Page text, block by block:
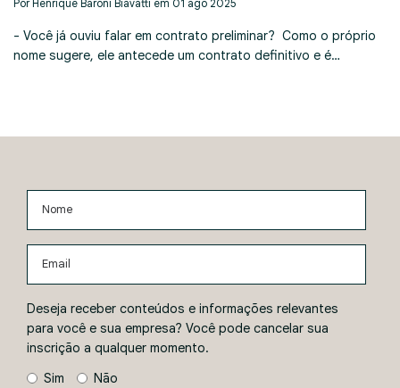
Por Henrique Baroni Biavatti em 01 ago 2025
- Você já ouviu falar em contrato preliminar? Como o próprio
nome sugere, ele antecede um contrato definitivo e é…
Deseja receber conteúdos e informações relevantes
para você e sua empresa? Você pode cancelar sua
inscrição a qualquer momento.
Sim
Não